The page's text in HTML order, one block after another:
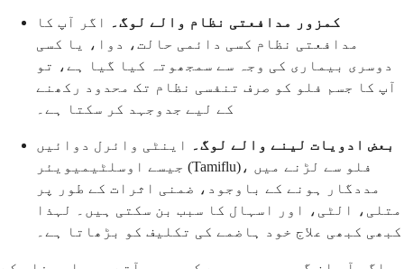
کمزور مدافعتی نظام والے لوگ۔
اگر آپ کا
مدافعتی نظام کسی دائمی حالت، دوا، یا کسی
دوسری بیماری کی وجہ سے سمجھوتہ کیا گیا ہے، تو
آپ کا جسم فلو کو صرف تنفسی نظام تک محدود رکھنے
کے لیے جدوجہد کر سکتا ہے۔
بعض ادویات لینے والے لوگ۔
اینٹی وائرل دوائیں
جیسے اوسلٹیمیویئر (Tamiflu)، فلو سے لڑنے میں
مددگار ہونے کے باوجود، ضمنی اثرات کے طور پر
متلی، الٹی، اور اسہال کا سبب بن سکتی ہیں۔ لہذا
کبھی کبھی علاج خود ہاضمے کی تکلیف کو بڑھاتا ہے۔